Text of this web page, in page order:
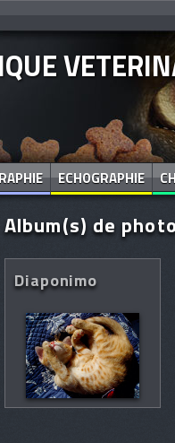
ECHOGRAPHIE
Album(s) de
Diaponimo